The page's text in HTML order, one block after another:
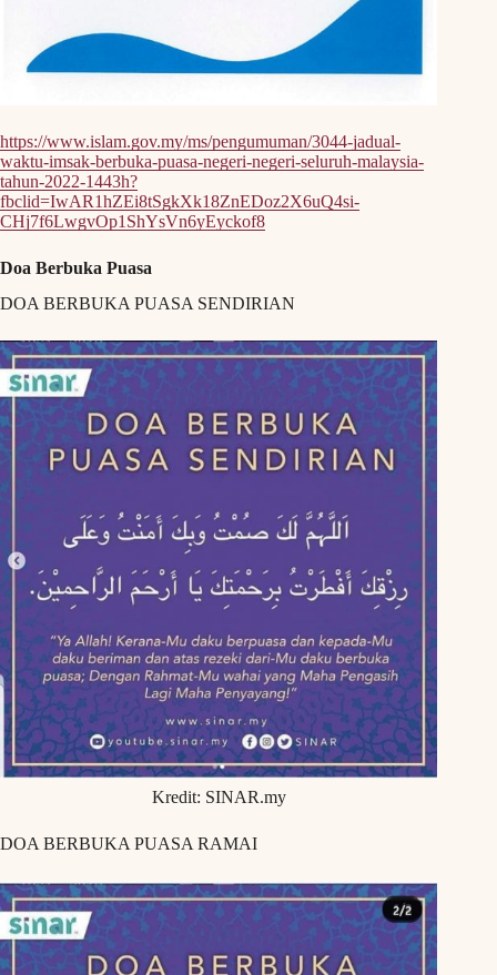
https://www.islam.gov.my/ms/pengumuman/3044-jadual-
waktu-imsak-berbuka-puasa-negeri-negeri-seluruh-malaysia-
tahun-2022-1443h?
fbclid=IwAR1hZEi8tSgkXk18ZnEDoz2X6uQ4si-
CHj7f6LwgvOp1ShYsVn6yEyckof8
Doa Berbuka Puasa
DOA BERBUKA PUASA SENDIRIAN
Kredit: SINAR.my
DOA BERBUKA PUASA RAMAI